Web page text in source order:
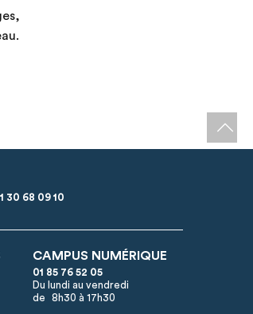
30 68 09 10
CAMPUS NUMÉRIQUE
01 85 76 52 05
Du lundi au vendredi
de 8h30 à 17h30